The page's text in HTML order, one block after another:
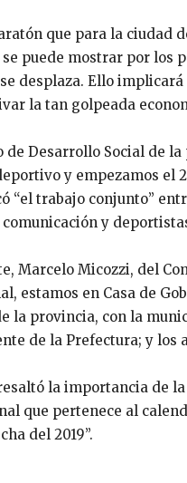
que para la ciudad
puede mostrar por los
desplaza. Ello
la tan golpeada
Desarrollo Social de la
y empezamos el
“el trabajo conjunto”
y
Marcelo Micozzi, del
estamos en Casa de
la provincia, con la
de la Prefectura; y los
la importancia de
que pertenece al
del 2019”.